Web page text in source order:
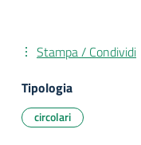
Stampa / Condividi
Tipologia
circolari